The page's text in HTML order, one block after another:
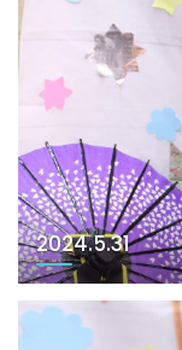
2024.5.31